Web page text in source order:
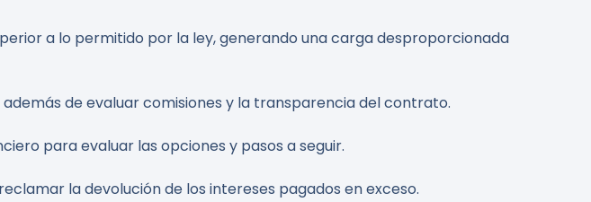
a lo permitido por la ley, generando una carga desproporcionada
de evaluar comisiones y la transparencia del contrato.
para evaluar las opciones y pasos a seguir.
la devolución de los intereses pagados en exceso.